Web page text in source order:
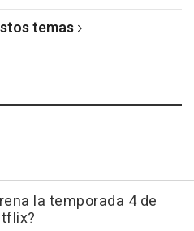
temas
la temporada 4 de